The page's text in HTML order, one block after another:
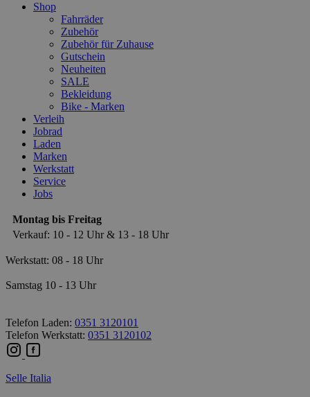
Shop
Fahrräder
Zubehör
Zubehör für Zuhause
Gutschein
Neuheiten
SALE
Bekleidung
Bike - Marken
Verleih
Jobrad
Laden
Marken
Werkstatt
Service
Jobs
Montag bis Freitag
Verkauf: 10 - 12 Uhr & 13 - 18 Uhr
Werkstatt: 08 - 18 Uhr
Samstag 10 - 13 Uhr
Telefon Laden: 0351 3120101
Telefon Werkstatt: 0351 3120102
Selle Italia